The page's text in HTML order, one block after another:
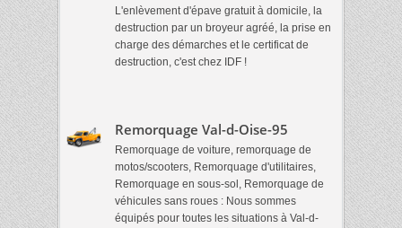
L'enlèvement d'épave gratuit à domicile, la
destruction par un broyeur agréé, la prise en
charge des démarches et le certificat de
destruction, c'est chez IDF !
Remorquage Val-d-Oise-95
Remorquage de voiture, remorquage de
motos/scooters, Remorquage d'utilitaires,
Remorquage en sous-sol, Remorquage de
véhicules sans roues : Nous sommes
équipés pour toutes les situations à Val-d-